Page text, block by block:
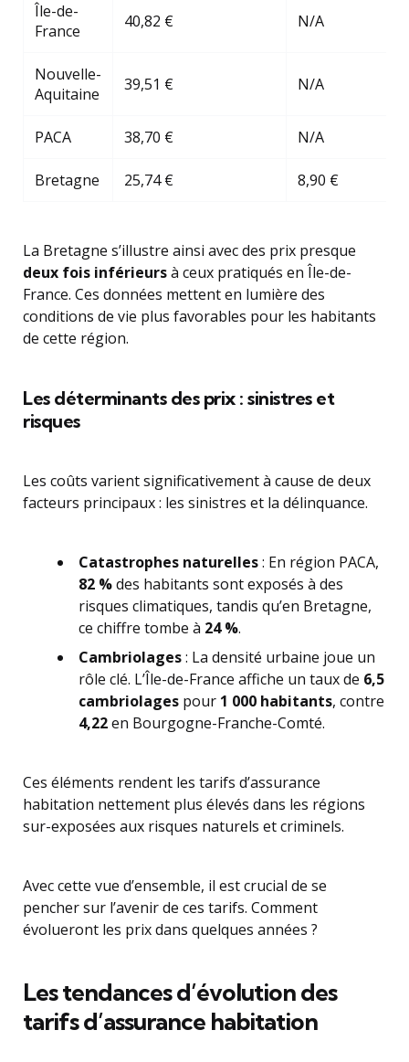
Île-de-
France
40,82 € N/A
Nouvelle-
Aquitaine
39,51 € N/A
PACA 38,70 € N/A
Bretagne 25,74 € 8,90 €
La Bretagne s’illustre ainsi avec des prix presque
deux fois inférieursà ceux pratiqués en Île-de-
France. Ces données mettent en lumière des
conditions de vie plus favorables pour les habitants
de cette région.
Les déterminants des prix : sinistres et
risques
Les coûts varient significativement à cause de deux
facteurs principaux : les sinistres et la délinquance.
Catastrophes naturelles: En région PACA,
82 %des habitants sont exposés à des
risques climatiques, tandis qu’en Bretagne,
ce chiffre tombe à 24 %.
Cambriolages: La densité urbaine joue un
rôle clé. L’Île-de-France affiche un taux de 6,5
cambriolages pour 1 000 habitants, contre
4,22en Bourgogne-Franche-Comté.
Ces éléments rendent les tarifs d’assurance
habitation nettement plus élevés dans les régions
sur-exposées aux risques naturels et criminels.
Avec cette vue d’ensemble, il est crucial de se
pencher sur l’avenir de ces tarifs. Comment
évolueront les prix dans quelques années ?
Les tendances d’évolution des
tarifs d’assurance habitation